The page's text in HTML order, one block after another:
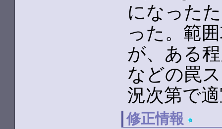
になった
った。範
が、ある
などの罠
況次第で
修正情報